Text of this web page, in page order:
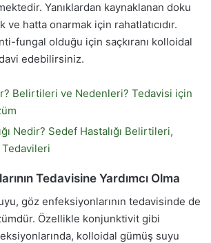
Yanıklardan kaynaklanan doku
ve hatta onarmak için rahatlatıcıdır.
fungal olduğu için saçkıranı kolloidal
edebilirsiniz.
Belirtileri ve Nedenleri? Tedavisi için
Nedir? Sedef Hastalığı Belirtileri,
Tedavisine Yardımcı Olma
göz enfeksiyonlarının tedavisinde de
Özellikle konjunktivit gibi
kolloidal gümüş suyu